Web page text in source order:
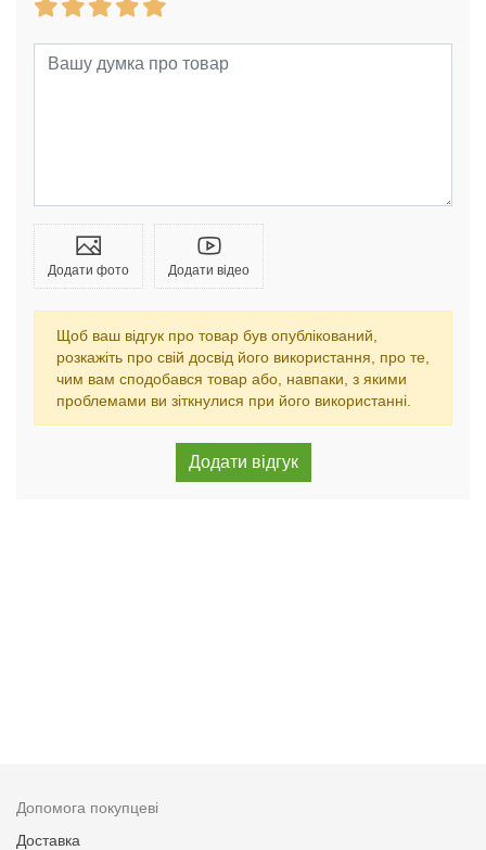
Додати фото Додати відео
Щоб ваш відгук про товар був опублікований,
розкажіть про свій досвід його використання, про те,
чим вам сподобався товар або, навпаки, з якими
проблемами ви зіткнулися при його використанні.
Допомога покупцеві
Доставка